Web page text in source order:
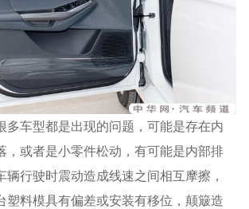
多车型都是出现的问题，可能是存在内
，或者是小零件松动，有可能是内部排
辆行驶时震动造成线速之间相互摩擦，
塑料模具有偏差或安装有移位，颠簸造